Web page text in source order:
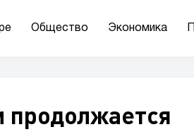
Общество Экономика
продолжается